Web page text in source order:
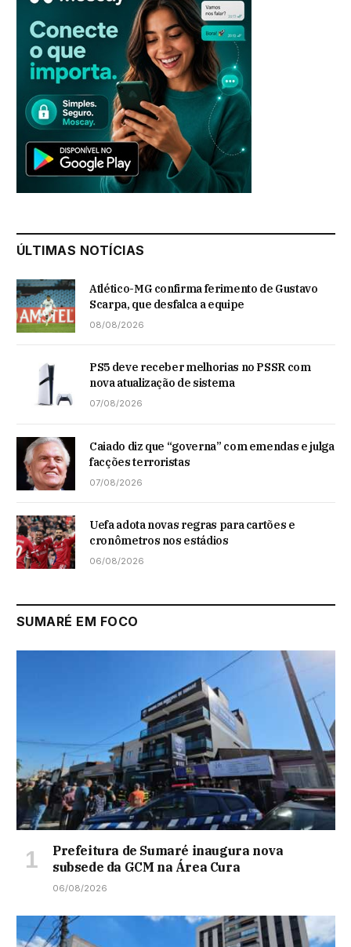
ÚLTIMAS NOTÍCIAS
Atlético-MG confirma ferimento de Gustavo
Scarpa, que desfalca a equipe
08/08/2026
PS5 deve receber melhorias no PSSR com
nova atualização de sistema
07/08/2026
Caiado diz que “governa” com emendas e julga
facções terroristas
07/08/2026
Uefa adota novas regras para cartões e
cronômetros nos estádios
06/08/2026
SUMARÉ EM FOCO
Prefeitura de Sumaré inaugura nova
subsede da GCM na Área Cura
06/08/2026